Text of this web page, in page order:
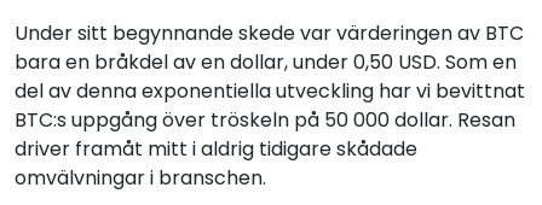
Under sitt begynnande skede var värderingen av BTC
bara en bråkdel av en dollar, under 0,50 USD. Som en
del av denna exponentiella utveckling har vi bevittnat
BTC:s uppgång över tröskeln på 50 000 dollar. Resan
driver framåt mitt i aldrig tidigare skådade
omvälvningar i branschen.